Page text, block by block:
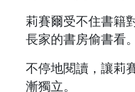
莉賽爾受不住書籍
長家的書房偷書看。
不停地閱讀，讓莉
漸獨立。